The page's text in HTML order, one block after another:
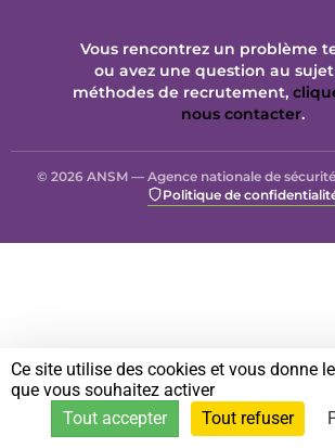
Vous rencontrez un problème
ou avez une question au
méthodes de recrutement,
nous contacter.
© 2026 ANSM — Agence nationale de
Politique de
Ce site utilise des cookies et vous donne
que vous souhaitez activer
Tout accepter
Tout refuser